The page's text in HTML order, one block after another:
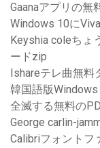
Gaanaアプリの無
Windows 10に
Keyshia coleちょ
ードzip
Ishareテレ曲無料
韓国語版
全滅する無料の
George carlin-
Calibriフォントフ